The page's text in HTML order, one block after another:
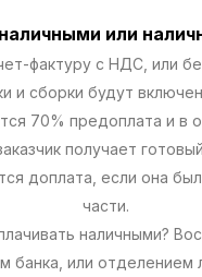
или
фактуру с НДС, или
и сборки будут
70% предоплата и в
получает
доплата, если она
части.
наличными?
банка, или отделением